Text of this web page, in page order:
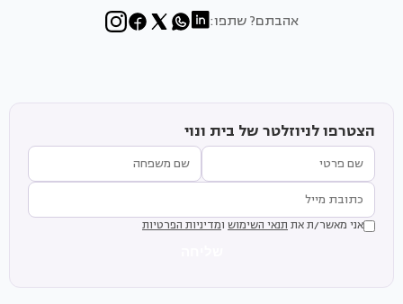
אהבתם? שתפו:
הצטרפו לניוזלטר של בית ונוי
אני מאשר/ת את תנאי השימוש ומדיניות הפרטיות